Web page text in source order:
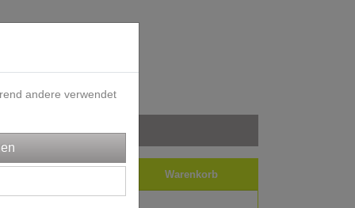
Impressum
Warenkorb
andere verwendet